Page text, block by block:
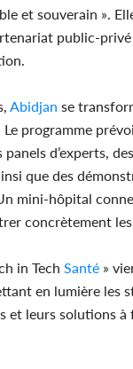
et souverain ».
public-
Abidjan se
Le programme
d’experts,
que des
mini-hôpital
concrètement les
in Tech Santé »
en lumière les
et leurs solutions à